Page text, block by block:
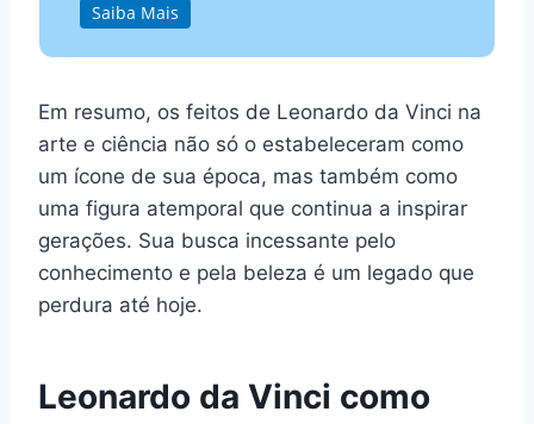
Saiba Mais
Em resumo, os feitos de Leonardo da Vinci na
arte e ciência não só o estabeleceram como
um ícone de sua época, mas também como
uma figura atemporal que continua a inspirar
gerações. Sua busca incessante pelo
conhecimento e pela beleza é um legado que
perdura até hoje.
Leonardo da Vinci como